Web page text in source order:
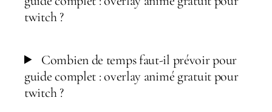
twitch ?
Combien de temps faut-il prévoir pour
guide complet : overlay animé gratuit pour
twitch ?